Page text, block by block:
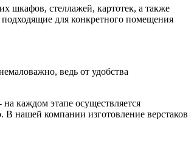
шкафов, стеллажей, картотек, а также
для конкретного помещения
ведь от удобства
каждом этапе осуществляется
нашей компании изготовление верстаков